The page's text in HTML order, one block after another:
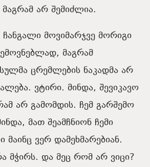
არ შემიძლია.
მოვიმარჯვე მორიგი
მაგრამ
ცრემლების ნაკადმა არ
ვტირი. მინდა, შევიკავო
არ გამომდის. ჩემ გარშემო
მათ შეამჩნიონ ჩემი
მაინც ვერ დამეხმარებიან.
მჭირს. და მეც რომ არ ვიცი?